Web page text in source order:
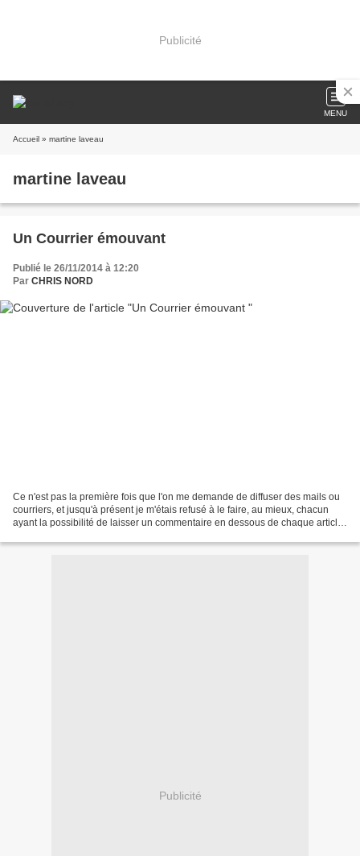
Publicité
MENU
Accueil » martine laveau
martine laveau
Un Courrier émouvant
Publié le 26/11/2014 à 12:20
Par CHRIS NORD
Ce n'est pas la première fois que l'on me demande de diffuser des mails ou
courriers, et jusqu'à présent je m'étais refusé à le faire, au mieux, chacun
ayant la possibilité de laisser un commentaire en dessous de chaque article.
Publicité